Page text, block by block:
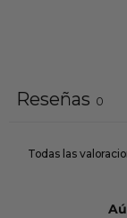
Reseñas 0